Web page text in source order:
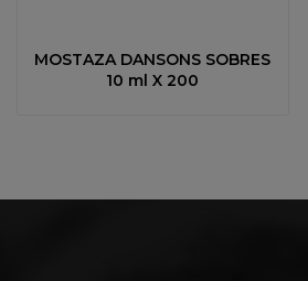
MOSTAZA DANSONS SOBRES
10 ml X 200